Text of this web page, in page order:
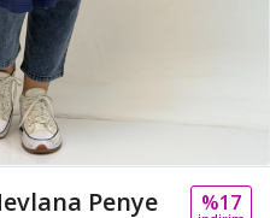
Penye
%17